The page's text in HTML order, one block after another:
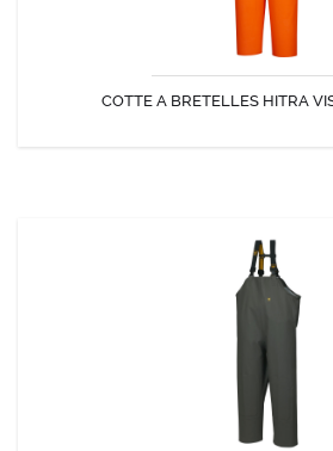
COTTE A BRETELLES HITRA
COTTE A BRETELLES
Cotte à bretelles étanche et